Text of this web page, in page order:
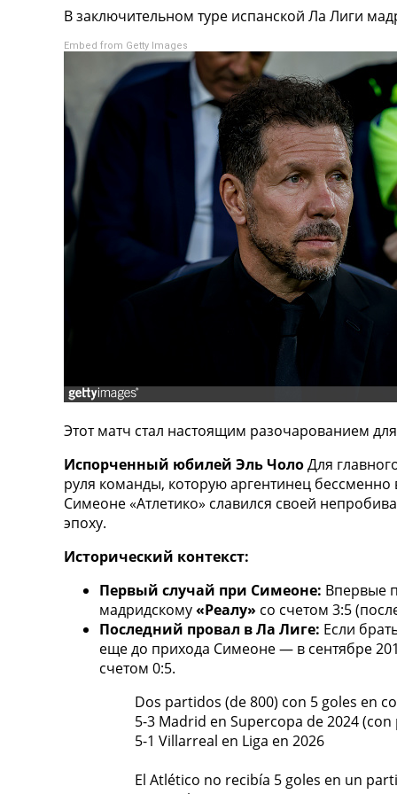
Турниры
Чемпионат Мира
Украина. Премьер-Лига
Украина. Первая Лига
Лига Чемпионов
Англия. Премьер Лига
Испания. Ла Лига
Другие Турниры >>>
Таблицы групп Чемпионата Мира
Украина. Премьер-Лига
Украина. Первая Лига
Лига Чемпионов. Таблицы групп
Англия. Премьер-Лига
Испания. Ла Лига
Рейтинг ФИФА
ТВ программа
RU
UA
Categories
Главная
Новости футбола
Трансферы
Новости футбола Украины
Последние комментарии
Конкурс прогнозов
Логин
Рейтинги
Правила
Коллективный прогноз
Турниры
Чемпионат Мира
Украина. Премьер-Лига
В заключительном туре испанской Ла Лиги
Embed from Getty Images
Этот матч стал настоящим разочарованием
Испорченный юбилей Эль ЧолоДля
руля команды, которую аргентинец бессменно
Симеоне «Атлетико» славился своей
эпоху.
Исторический контекст:
Первый случай при Симеоне: Впервые
мадридскому«Реалу» со счетом 3:5
Последний провал в Ла Лиге: Если
еще до прихода Симеоне — в сентябре
счетом 0:5.
Dos partidos (de 800) con 5 goles en
5-3 Madrid en Supercopa de 2024
5-1 Villarreal en Liga en 2026
El Atlético no recibía 5 goles en un